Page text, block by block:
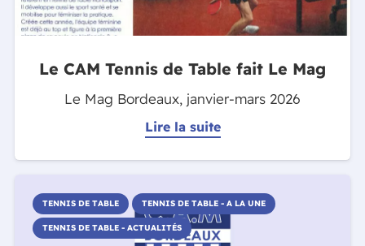
Le CAM Tennis de Table fait Le Mag
Le Mag Bordeaux, janvier-mars 2026
Lire la suite
TENNIS DE TABLE TENNIS DE TABLE - A LA UNE
TENNIS DE TABLE - ACTUALITÉS